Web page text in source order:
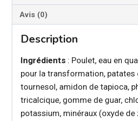
douces
en
pour
chat
Avis (0)
Description
Ingrédients : Poulet, eau en
pour la transformation, patates
tournesol, amidon de tapioca,
tricalcique, gomme de guar,
potassium, minéraux (oxyde